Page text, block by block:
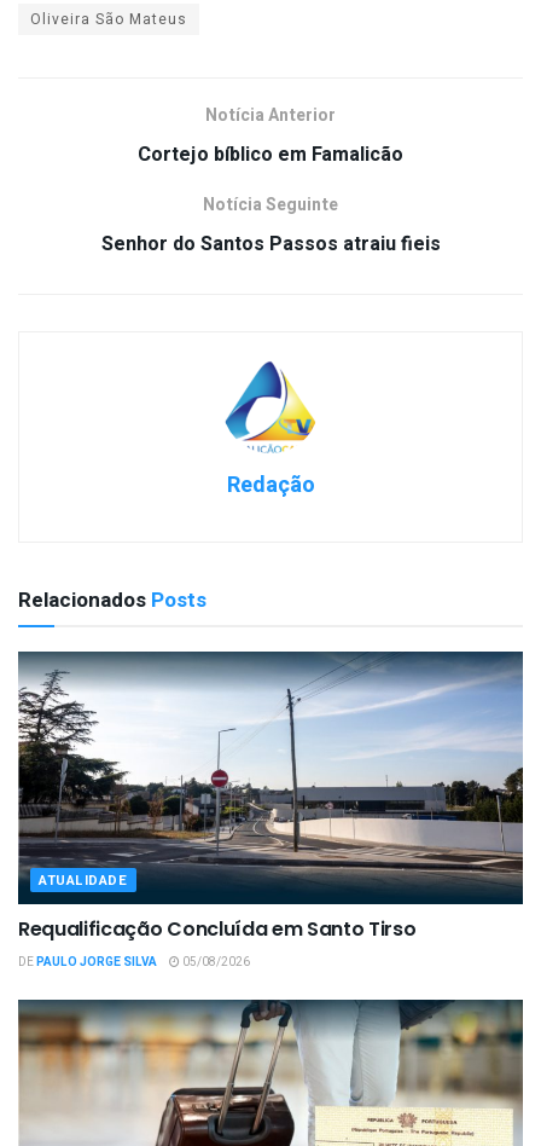
Oliveira São Mateus
Notícia Anterior
Cortejo bíblico em Famalicão
Notícia Seguinte
Senhor do Santos Passos atraiu fieis
Redação
Relacionados Posts
ATUALIDADE
Requalificação Concluída em Santo Tirso
DEPAULO JORGE SILVA 05/08/2026